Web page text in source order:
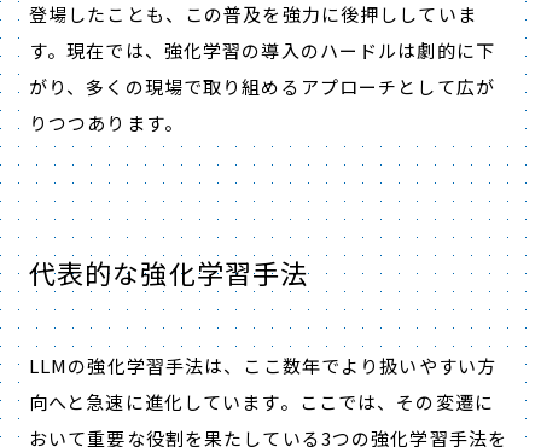
登場したことも、この普及を強力に後押ししていま
す。現在では、強化学習の導入のハードルは劇的に下
がり、多くの現場で取り組めるアプローチとして広が
りつつあります。
代表的な強化学習手法
LLMの強化学習手法は、ここ数年でより扱いやすい方
向へと急速に進化しています。ここでは、その変遷に
おいて重要な役割を果たしている3つの強化学習手法を